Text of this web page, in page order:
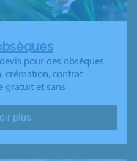
pour des obsèques
crémation, contrat
gratuit et sans
plus